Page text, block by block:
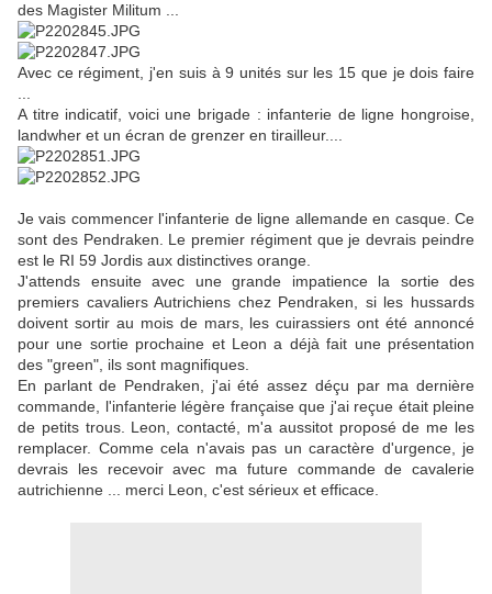
des Magister Militum ...
Avec ce régiment, j'en suis à 9 unités sur les 15 que je dois faire
A titre indicatif, voici une brigade : infanterie de ligne hongroise,
landwher et un écran de grenzer en tirailleur....
Je vais commencer l'infanterie de ligne allemande en casque. Ce
sont des Pendraken. Le premier régiment que je devrais peindre
est le RI 59 Jordis aux distinctives orange.
J'attends ensuite avec une grande impatience la sortie des
premiers cavaliers Autrichiens chez Pendraken, si les hussards
doivent sortir au mois de mars, les cuirassiers ont été annoncé
pour une sortie prochaine et Leon a déjà fait une présentation
des "green", ils sont magnifiques.
En parlant de Pendraken, j'ai été assez déçu par ma dernière
commande, l'infanterie légère française que j'ai reçue était pleine
de petits trous. Leon, contacté, m'a aussitot proposé de me les
remplacer. Comme cela n'avais pas un caractère d'urgence, je
devrais les recevoir avec ma future commande de cavalerie
autrichienne ... merci Leon, c'est sérieux et efficace.